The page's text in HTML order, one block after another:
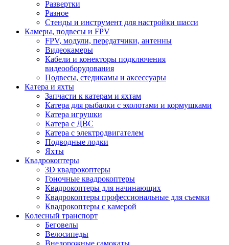
Развертки
Разное
Стенды и инструмент для настройки шасси
Камеры, подвесы и FPV
FPV, модули, передатчики, антенны
Видеокамеры
Кабели и конекторы подключения
видеооборудования
Подвесы, стедикамы и аксессуары
Катера и яхты
Запчасти к катерам и яхтам
Катера для рыбалки с эхолотами и кормушками
Катера игрушки
Катера с ДВС
Катера с электродвигателем
Подводные лодки
Яхты
Квадрокоптеры
3D квадрокоптеры
Гоночные квадрокоптеры
Квадрокоптеры для начинающих
Квадрокоптеры профессиональные для съемки
Квадрокоптеры с камерой
Колесный транспорт
Беговелы
Велосипеды
Внедорожные самокаты